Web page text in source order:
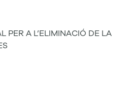
PER A L’ELIMINACIÓ DE LA